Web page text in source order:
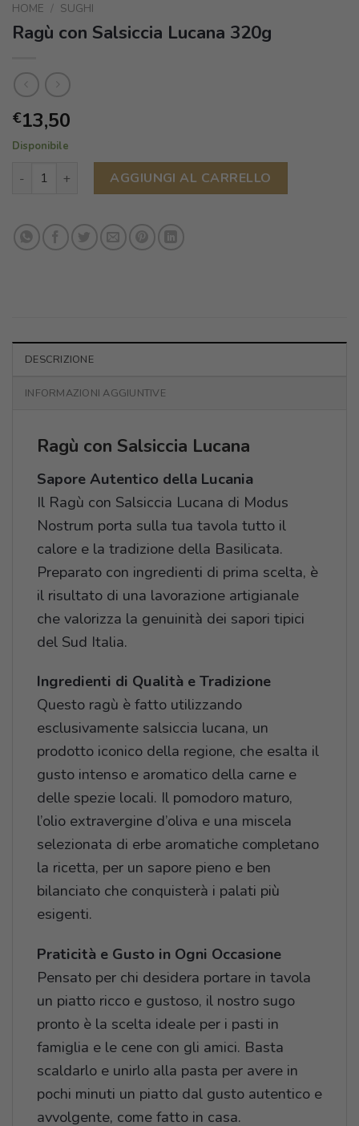
HOME / SUGHI
Ragù con Salsiccia Lucana 320g
€13,50
Disponibile
Ragù con Salsiccia Lucana 320g quantità
AGGIUNGI AL CARRELLO
DESCRIZIONE
INFORMAZIONI AGGIUNTIVE
Ragù con Salsiccia Lucana
Sapore Autentico della Lucania
Il Ragù con Salsiccia Lucana di Modus
Nostrum porta sulla tua tavola tutto il
calore e la tradizione della Basilicata.
Preparato con ingredienti di prima scelta, è
il risultato di una lavorazione artigianale
che valorizza la genuinità dei sapori tipici
del Sud Italia.
Ingredienti di Qualità e Tradizione
Questo ragù è fatto utilizzando
esclusivamente salsiccia lucana, un
prodotto iconico della regione, che esalta il
gusto intenso e aromatico della carne e
delle spezie locali. Il pomodoro maturo,
l’olio extravergine d’oliva e una miscela
selezionata di erbe aromatiche completano
la ricetta, per un sapore pieno e ben
bilanciato che conquisterà i palati più
esigenti.
Praticità e Gusto in Ogni Occasione
Pensato per chi desidera portare in tavola
un piatto ricco e gustoso, il nostro sugo
pronto è la scelta ideale per i pasti in
famiglia e le cene con gli amici. Basta
scaldarlo e unirlo alla pasta per avere in
pochi minuti un piatto dal gusto autentico e
avvolgente, come fatto in casa.